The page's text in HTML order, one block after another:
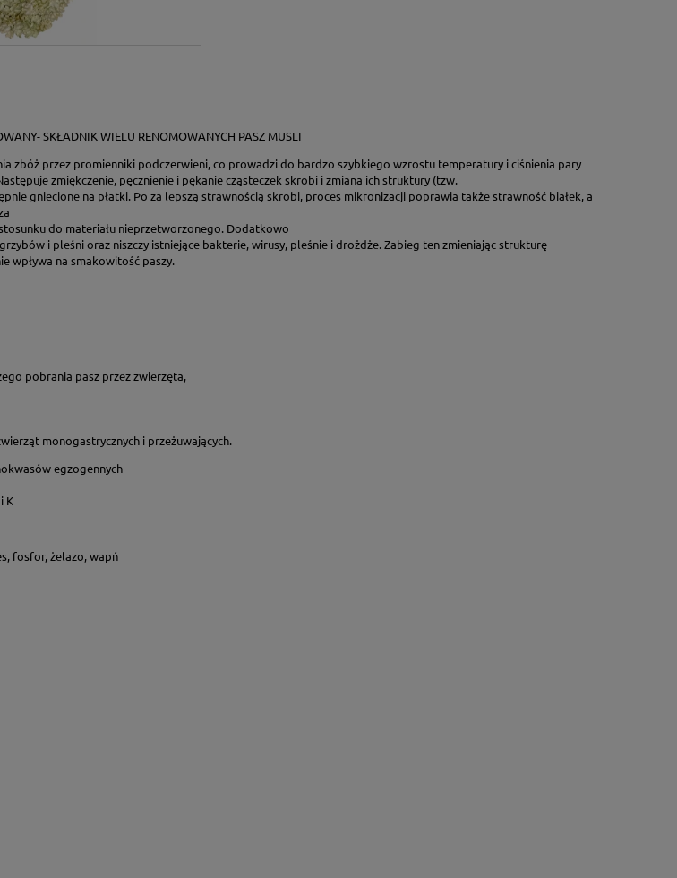
SKŁADNIK WIELU RENOMOWANYCH PASZ MUSLI
zbóż przez promienniki podczerwieni, co prowadzi do bardzo szybkiego wzrostu temperatury i ciśnienia pary
zmiękczenie, pęcznienie i pękanie cząsteczek skrobi i zmiana ich struktury (tzw.
gniecione na płatki. Po za lepszą strawnością skrobi, proces mikronizacji poprawia także strawność białek, a
do materiału nieprzetworzonego. Dodatkowo
i pleśni oraz niszczy istniejące bakterie, wirusy, pleśnie i drożdże. Zabieg ten zmieniając strukturę
wpływa na smakowitość paszy.
pobrania pasz przez zwierzęta,
monogastrycznych i przeżuwających.
egzogennych
K
fosfor, żelazo, wapń